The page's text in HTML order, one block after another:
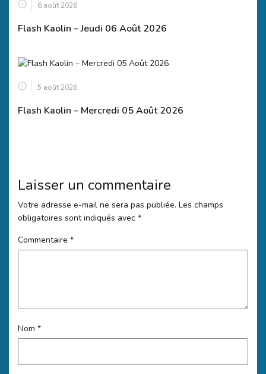
6 août 2026
Flash Kaolin – Jeudi 06 Août 2026
5 août 2026
Flash Kaolin – Mercredi 05 Août 2026
Laisser un commentaire
Votre adresse e-mail ne sera pas publiée. Les champs
obligatoires sont indiqués avec *
Commentaire *
Nom *